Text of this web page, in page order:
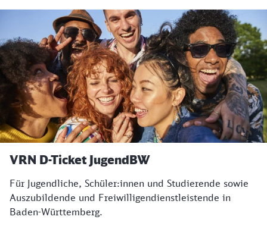
VRN D-Ticket JugendBW
Für Jugendliche, Schüler:innen und Studierende sowie
Auszubildende und Freiwilligendienstleistende in
Baden-Württemberg.